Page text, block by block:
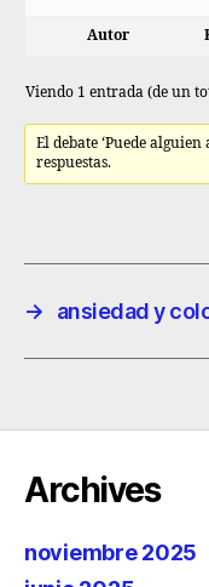
Autor
Viendo 1 entrada (de un
El debate ‘Puede
respuestas.
→ ansiedad y
Archives
noviembre 2025